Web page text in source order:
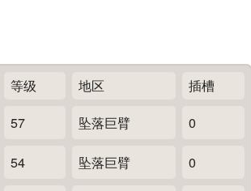
等级 地区
插槽
57 坠落巨臂 0
54 坠落巨臂 0